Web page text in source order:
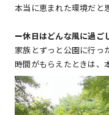
本当に恵まれた環境だと
ー休日はどんな風に過ご
家族とずっと公園に行っ
時間がもらえたときは、